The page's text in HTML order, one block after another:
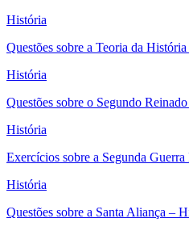
História
Questões sobre a Teoria da
História
Questões sobre o Segundo
História
Exercícios sobre a Segunda
História
Questões sobre a Santa Aliança –